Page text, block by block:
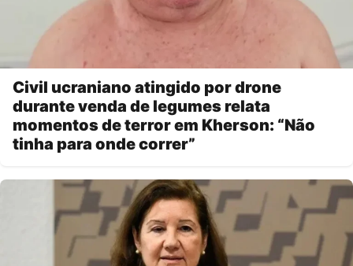
Civil ucraniano atingido por drone
durante venda de legumes relata
momentos de terror em Kherson: “Não
tinha para onde correr”